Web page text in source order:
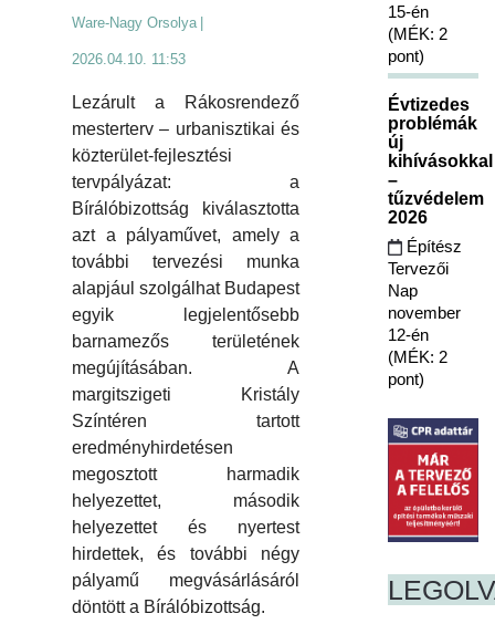
Ware-Nagy Orsolya |
2026.04.10. 11:53
Lezárult a Rákosrendező
mesterterv – urbanisztikai és
közterület-fejlesztési
tervpályázat: a
Bírálóbizottság kiválasztotta
azt a pályaművet, amely a
további tervezési munka
alapjául szolgálhat Budapest
egyik legjelentősebb
barnamezős területének
megújításában. A
margitszigeti Kristály
Színtéren tartott
eredményhirdetésen
megosztott harmadik
helyezettet, második
helyezettet és nyertest
hirdettek, és további négy
pályamű megvásárlásáról
döntött a Bírálóbizottság.
15-én
(MÉK: 2
pont)
Évtizedes
problémák
új
kihívásokkal
–
tűzvédelem
2026
Építész
Tervezői
Nap
november
12-én
(MÉK: 2
pont)